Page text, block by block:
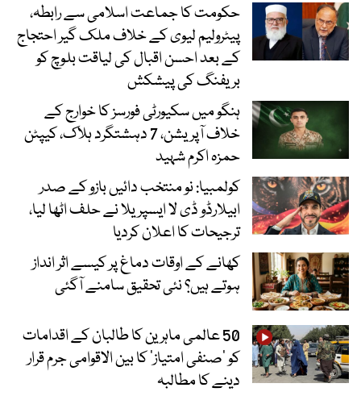
حکومت کا جماعت اسلامی سے رابطہ،
پیٹرولیم لیوی کے خلاف ملک گیر احتجاج
کے بعد احسن اقبال کی لیاقت بلوچ کو
بریفنگ کی پیشکش
ہنگو میں سکیورٹی فورسز کا خوارج کے
خلاف آپریشن، 7 دہشتگرد ہلاک، کیپٹن
حمزہ اکرم شہید
کولمبیا: نو منتخب دائیں بازو کے صدر
ابیلارڈو ڈی لا ایسپریلا نے حلف اٹھا لیا،
ترجیحات کا اعلان کردیا
کھانے کے اوقات دماغ پر کیسے اثر انداز
ہوتے ہیں؟ نئی تحقیق سامنے آگئی
50 عالمی ماہرین کا طالبان کے اقدامات
کو ’صنفی امتیاز‘ کا بین الاقوامی جرم قرار
دینے کا مطالبہ